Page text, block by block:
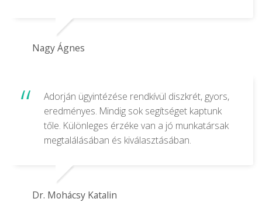
Nagy Ágnes
Adorján ügyintézése rendkívül diszkrét, gyors,
eredményes. Mindig sok segítséget kaptunk
tőle. Különleges érzéke van a jó munkatársak
megtalálásában és kiválasztásában.
Dr. Mohácsy Katalin